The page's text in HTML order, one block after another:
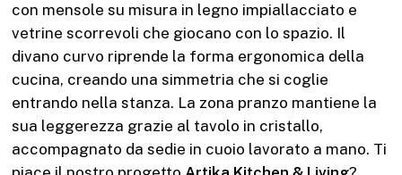
con mensole su misura in legno impiallacciato e
vetrine scorrevoli che giocano con lo spazio. Il
divano curvo riprende la forma ergonomica della
cucina, creando una simmetria che si coglie
entrando nella stanza. La zona pranzo mantiene la
sua leggerezza grazie al tavolo in cristallo,
accompagnato da sedie in cuoio lavorato a mano. Ti